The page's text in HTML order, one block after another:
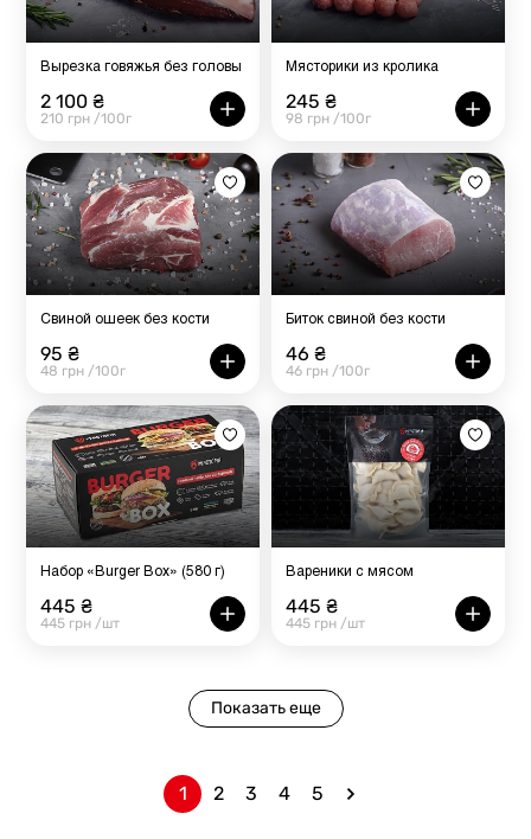
Вырезка говяжья без головы
2 100 ₴
210 грн /100г
Мясторики из кролика
245 ₴
98 грн /100г
Свиной ошеек без кости
95 ₴
48 грн /100г
Биток свиной без кости
46 ₴
46 грн /100г
Набор «Burger Box» (580 г)
445 ₴
445 грн /шт
Вареники с мясом
445 ₴
445 грн /шт
Показать еще
1 2 3 4 5